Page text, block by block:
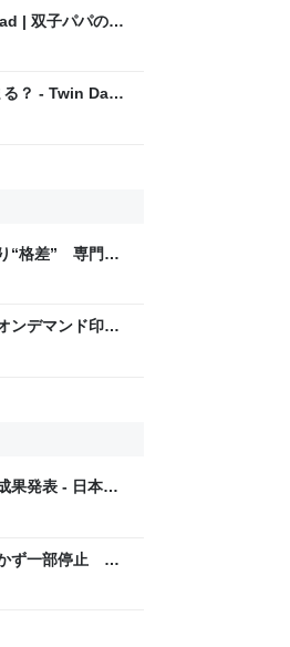
| 双子パパの資
？ - Twin Dad |
“格差” 専門家
ライン
ンデマンド印刷
果発表 - 日本経
ず一部停止